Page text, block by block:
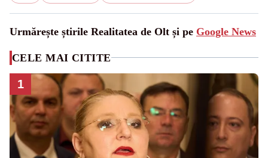
Urmărește știrile Realitatea de Olt și pe Google News
CELE MAI CITITE
1